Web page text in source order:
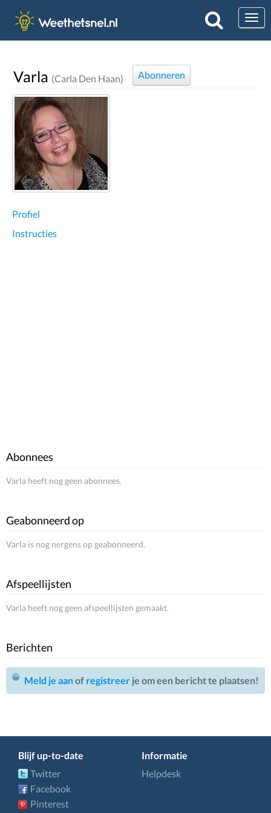
Varla (Carla Den Haan) Abonneren
Profiel
Instructies
Abonnees
Varla heeft nog geen abonnees.
Geabonneerd op
Varla is nog nergens op geabonneerd.
Afspeellijsten
Varla heeft nog geen afspeellijsten gemaakt.
Berichten
Meld je aanof registreer je om een bericht te plaatsen!
Blijf up-to-date
Twitter
Facebook
Pinterest
Informatie
Helpdesk